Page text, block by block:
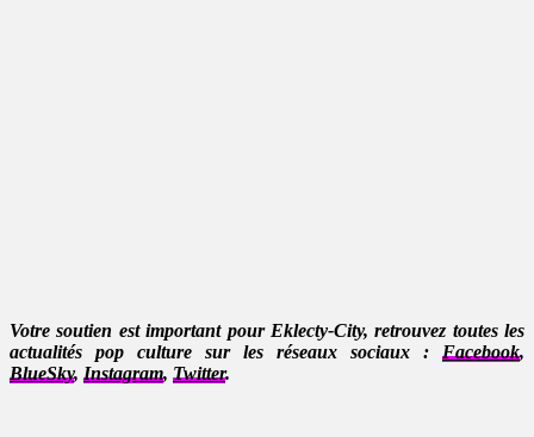
Votre soutien est important pour Eklecty-City, retrouvez toutes les
actualités pop culture sur les réseaux sociaux : Facebook,
BlueSky, Instagram, Twitter.